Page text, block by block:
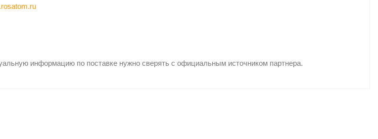
информацию по поставке нужно сверять с официальным источником партнера.